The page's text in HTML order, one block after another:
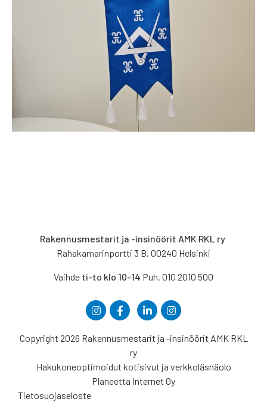
Rakennusmestarit ja -insinöörit AMK RKL ry
Rahakamarinportti 3 B, 00240 Helsinki
Vaihde ti-to klo 10-14 Puh. 010 2010 500
Copyright 2026 Rakennusmestarit ja -insinöörit AMK RKL
ry
Hakukoneoptimoidut kotisivut ja verkkoläsnäolo
Planeetta Internet Oy
Tietosuojaseloste